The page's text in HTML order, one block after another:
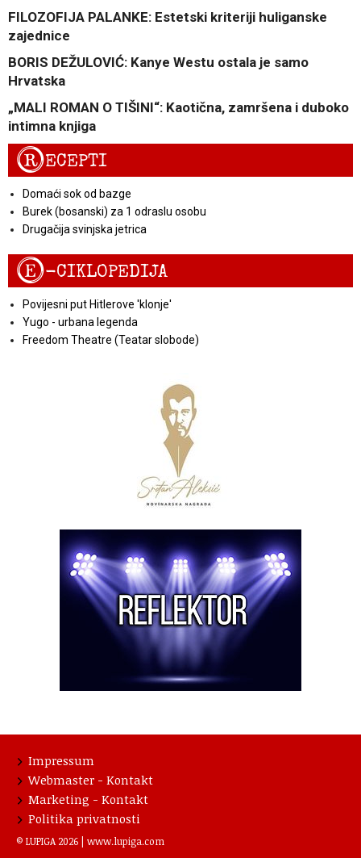
FILOZOFIJA PALANKE: Estetski kriteriji huliganske
zajednice
BORIS DEŽULOVIĆ: Kanye Westu ostala je samo
Hrvatska
„MALI ROMAN O TIŠINI“: Kaotična, zamršena i duboko
intimna knjiga
RECEPTI
Domaći sok od bazge
Burek (bosanski) za 1 odraslu osobu
Drugačija svinjska jetrica
E-CIKLOPEDIJA
Povijesni put Hitlerove 'klonje'
Yugo - urbana legenda
Freedom Theatre (Teatar slobode)
Impressum
Webmaster - Kontakt
Marketing - Kontakt
Politika privatnosti
© LUPIGA 2026 | www.lupiga.com